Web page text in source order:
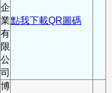
企
業
有
限
公
司
點我下載QR圖碼
博